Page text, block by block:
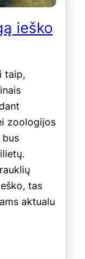
ieško
taip,
zoologijos
bus
tas
aktualu